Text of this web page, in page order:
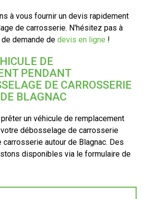
à vous fournir un devis rapidement
de carrosserie. N'hésitez pas à
demande de devis en ligne !
DE
PENDANT
DE CARROSSERIE
BLAGNAC
un véhicule de remplacement
débosselage de carrosserie
autour de Blagnac. Des
disponibles via le formulaire de